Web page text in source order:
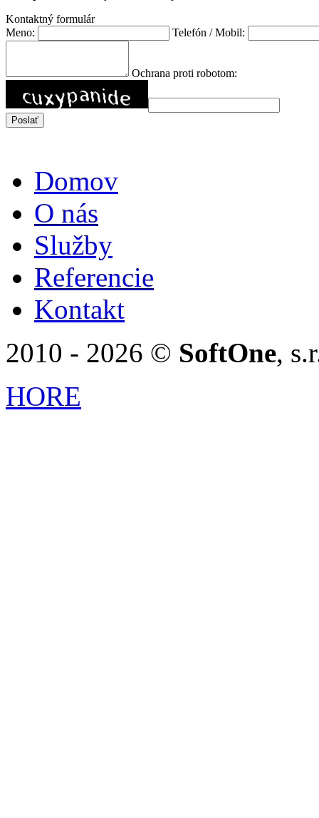
Kontaktný formulár
Meno:
Telefón / Mobil:
Ochrana proti robotom:
Domov
O nás
Služby
Referencie
Kontakt
2010 - 2026 © SoftOne,
HORE